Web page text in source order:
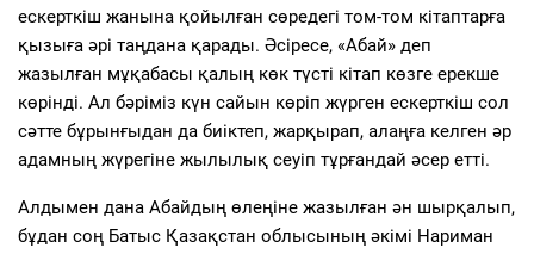
ескерткіш жанына қойылған сөредегі том-том кітаптарға
қызыға әрі таңдана қарады. Әсіресе, «Абай» деп
жазылған мұқабасы қалың көк түсті кітап көзге ерекше
көрінді. Ал бәріміз күн сайын көріп жүрген ескерткіш сол
сәтте бұрынғыдан да биіктеп, жарқырап, алаңға келген әр
адамның жүрегіне жылылық сеуіп тұрғандай әсер етті.
Алдымен дана Абайдың өлеңіне жазылған ән шырқалып,
бұдан соң Батыс Қазақстан облысының әкімі Нариман